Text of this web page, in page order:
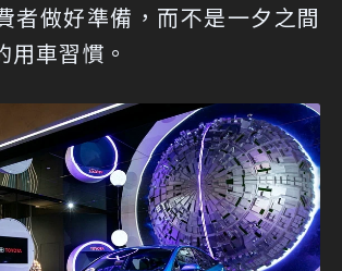
者做好準備，而不是一夕之間
用車習慣。